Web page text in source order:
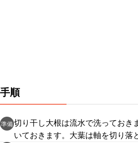
手順
準備切り干し大根は流水で洗っておき
いておきます。大葉は軸を切り落